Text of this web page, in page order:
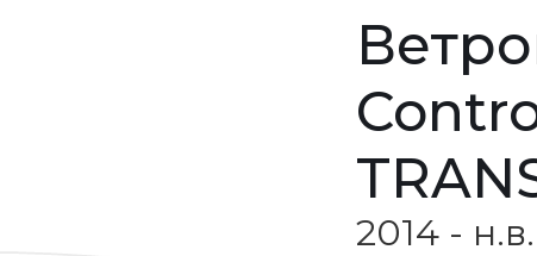
ветровое зеленое Solar
2014 -